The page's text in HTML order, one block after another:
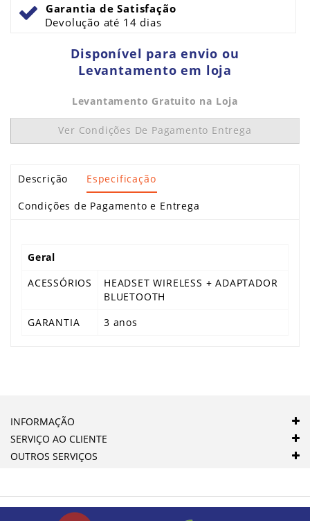
Garantia de Satisfação
Devolução até 14 dias
Disponível para envio ou
Levantamento em loja
Levantamento Gratuito na Loja
Ver Condições De Pagamento Entrega
Descrição Especificação
Condições de Pagamento e Entrega
Geral
ACESSÓRIOS
HEADSET WIRELESS + ADAPTADOR
BLUETOOTH
GARANTIA
3 anos
INFORMAÇÃO
SERVIÇO AO CLIENTE
OUTROS SERVIÇOS